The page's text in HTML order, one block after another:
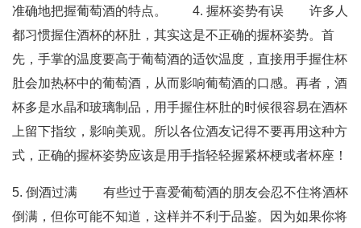
准确地把握葡萄酒的特点。 4. 握杯姿势有误 许多人
都习惯握住酒杯的杯肚，其实这是不正确的握杯姿势。首
先，手掌的温度要高于葡萄酒的适饮温度，直接用手握住杯
肚会加热杯中的葡萄酒，从而影响葡萄酒的口感。再者，酒
杯多是水晶和玻璃制品，用手握住杯肚的时候很容易在酒杯
上留下指纹，影响美观。所以各位酒友记得不要再用这种方
式，正确的握杯姿势应该是用手指轻轻握紧杯梗或者杯座！
5. 倒酒过满 有些过于喜爱葡萄酒的朋友会忍不住将酒杯
倒满，但你可能不知道，这样并不利于品鉴。因为如果你将